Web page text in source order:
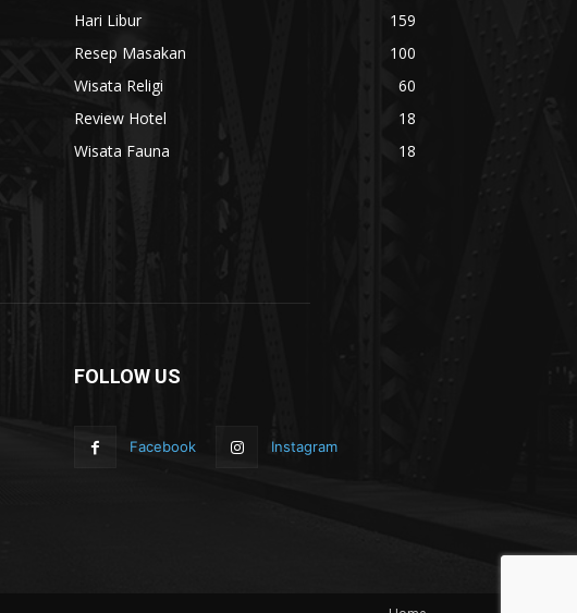
Hari Libur
159
Resep Masakan
100
Wisata Religi
60
Review Hotel
18
Wisata Fauna
18
FOLLOW US
Facebook Instagram